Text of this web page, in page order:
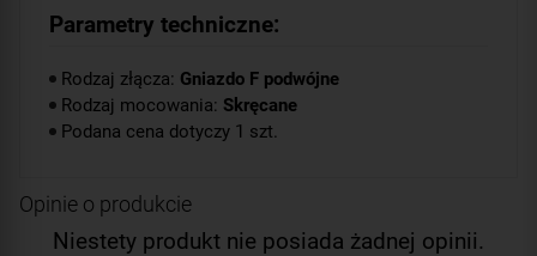
Parametry techniczne:
Rodzaj złącza: Gniazdo F podwójne
Rodzaj mocowania: Skręcane
Podana cena dotyczy 1 szt.
Opinie o produkcie
Niestety produkt nie posiada żadnej opinii.